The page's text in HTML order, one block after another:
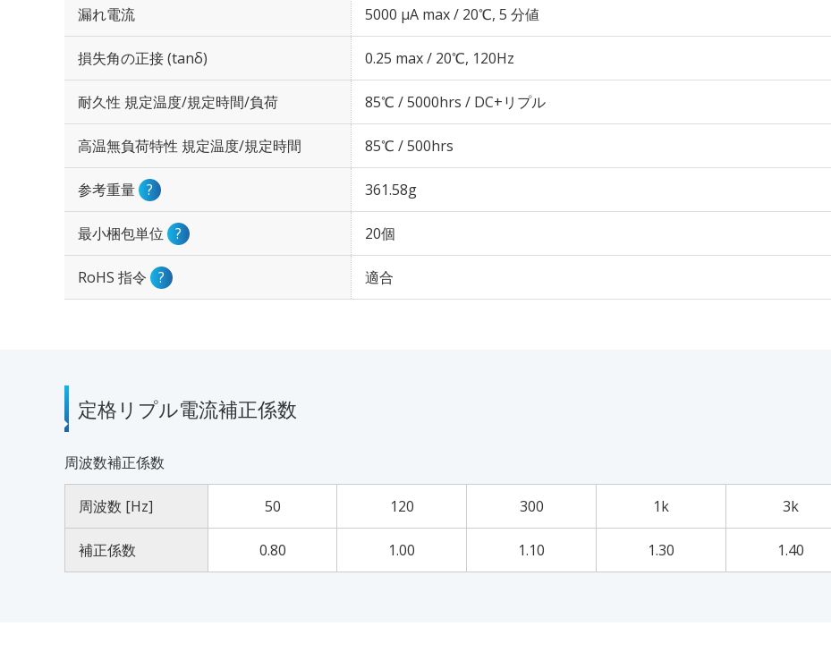
漏れ電流 5000 μA max / 20℃, 5 分値
損失角の正接 (tanδ) 0.25 max / 20℃, 120Hz
耐久性 規定温度/規定時間/負荷 85℃ / 5000hrs / DC+リプル
高温無負荷特性 規定温度/規定時間 85℃ / 500hrs
参考重量 ? 361.58g
最小梱包単位 ? 20個
RoHS 指令 ? 適合
定格リプル電流補正係数
周波数補正係数
周波数 [Hz] 50 120 300 1k 3k
補正係数 0.80 1.00 1.10 1.30 1.40